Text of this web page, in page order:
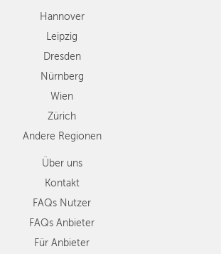
Andere
RegionenHannover
Leipzig
Dresden
Nürnberg
Wien
Zürich
Andere Regionen
Über uns
Kontakt
FAQs Nutzer
FAQs Anbieter
Für Anbieter